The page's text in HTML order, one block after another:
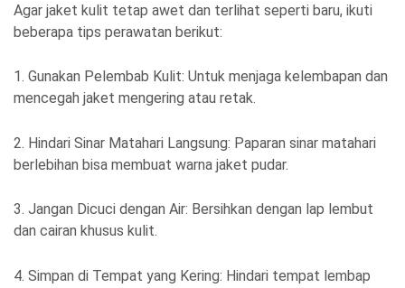
Agar jaket kulit tetap awet dan terlihat seperti baru, ikuti
beberapa tips perawatan berikut:
1. Gunakan Pelembab Kulit: Untuk menjaga kelembapan dan
mencegah jaket mengering atau retak.
2. Hindari Sinar Matahari Langsung: Paparan sinar matahari
berlebihan bisa membuat warna jaket pudar.
3. Jangan Dicuci dengan Air: Bersihkan dengan lap lembut
dan cairan khusus kulit.
4. Simpan di Tempat yang Kering: Hindari tempat lembap